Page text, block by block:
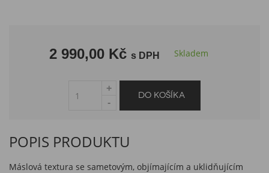
2 990,00 Kč s DPH Skladem
POPIS PRODUKTU
Máslová textura se sametovým, objímajícím a uklidňujícím